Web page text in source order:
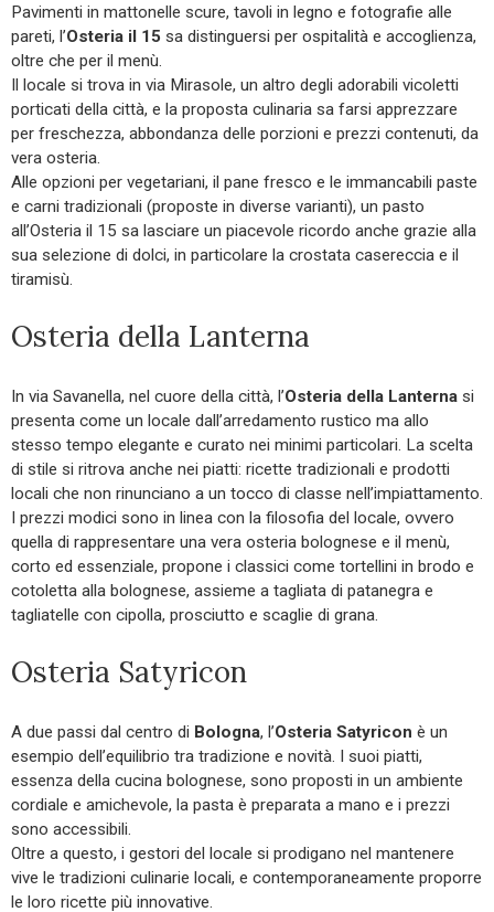
Pavimenti in mattonelle scure, tavoli in legno e fotografie alle
pareti, l’Osteria il 15 sa distinguersi per ospitalità e accoglienza,
oltre che per il menù.
Il locale si trova in via Mirasole, un altro degli adorabili vicoletti
porticati della città, e la proposta culinaria sa farsi apprezzare
per freschezza, abbondanza delle porzioni e prezzi contenuti, da
vera osteria.
Alle opzioni per vegetariani, il pane fresco e le immancabili paste
e carni tradizionali (proposte in diverse varianti), un pasto
all’Osteria il 15 sa lasciare un piacevole ricordo anche grazie alla
sua selezione di dolci, in particolare la crostata casereccia e il
tiramisù.
Osteria della Lanterna
In via Savanella, nel cuore della città, l’Osteria della Lanterna si
presenta come un locale dall’arredamento rustico ma allo
stesso tempo elegante e curato nei minimi particolari. La scelta
di stile si ritrova anche nei piatti: ricette tradizionali e prodotti
locali che non rinunciano a un tocco di classe nell’impiattamento.
I prezzi modici sono in linea con la filosofia del locale, ovvero
quella di rappresentare una vera osteria bolognese e il menù,
corto ed essenziale, propone i classici come tortellini in brodo e
cotoletta alla bolognese, assieme a tagliata di patanegra e
tagliatelle con cipolla, prosciutto e scaglie di grana.
Osteria Satyricon
A due passi dal centro di Bologna, l’Osteria Satyricon è un
esempio dell’equilibrio tra tradizione e novità. I suoi piatti,
essenza della cucina bolognese, sono proposti in un ambiente
cordiale e amichevole, la pasta è preparata a mano e i prezzi
sono accessibili.
Oltre a questo, i gestori del locale si prodigano nel mantenere
vive le tradizioni culinarie locali, e contemporaneamente proporre
le loro ricette più innovative.